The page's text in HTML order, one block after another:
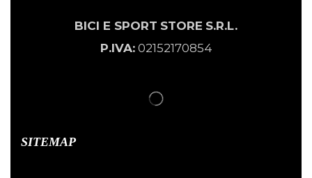
BICI E SPORT STORE S.R.L.
P.IVA:02152170854
SITEMAP